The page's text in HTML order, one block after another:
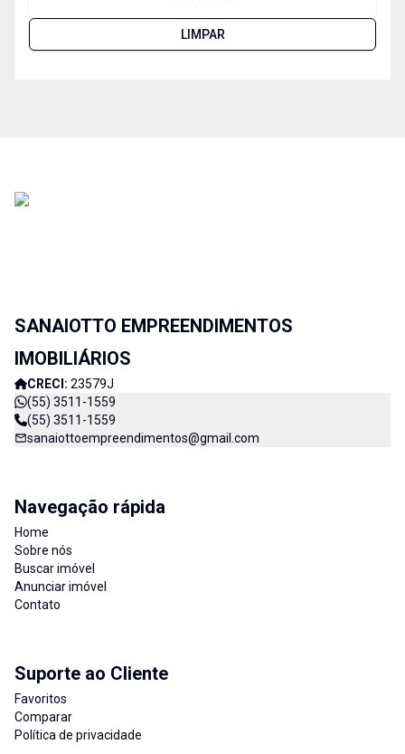
LIMPAR
SANAIOTTO EMPREENDIMENTOS
IMOBILIÁRIOS
CRECI: 23579J
(55) 3511-1559
(55) 3511-1559
sanaiottoempreendimentos@gmail.com
Navegação rápida
Home
Sobre nós
Buscar imóvel
Anunciar imóvel
Contato
Suporte ao Cliente
Favoritos
Comparar
Política de privacidade